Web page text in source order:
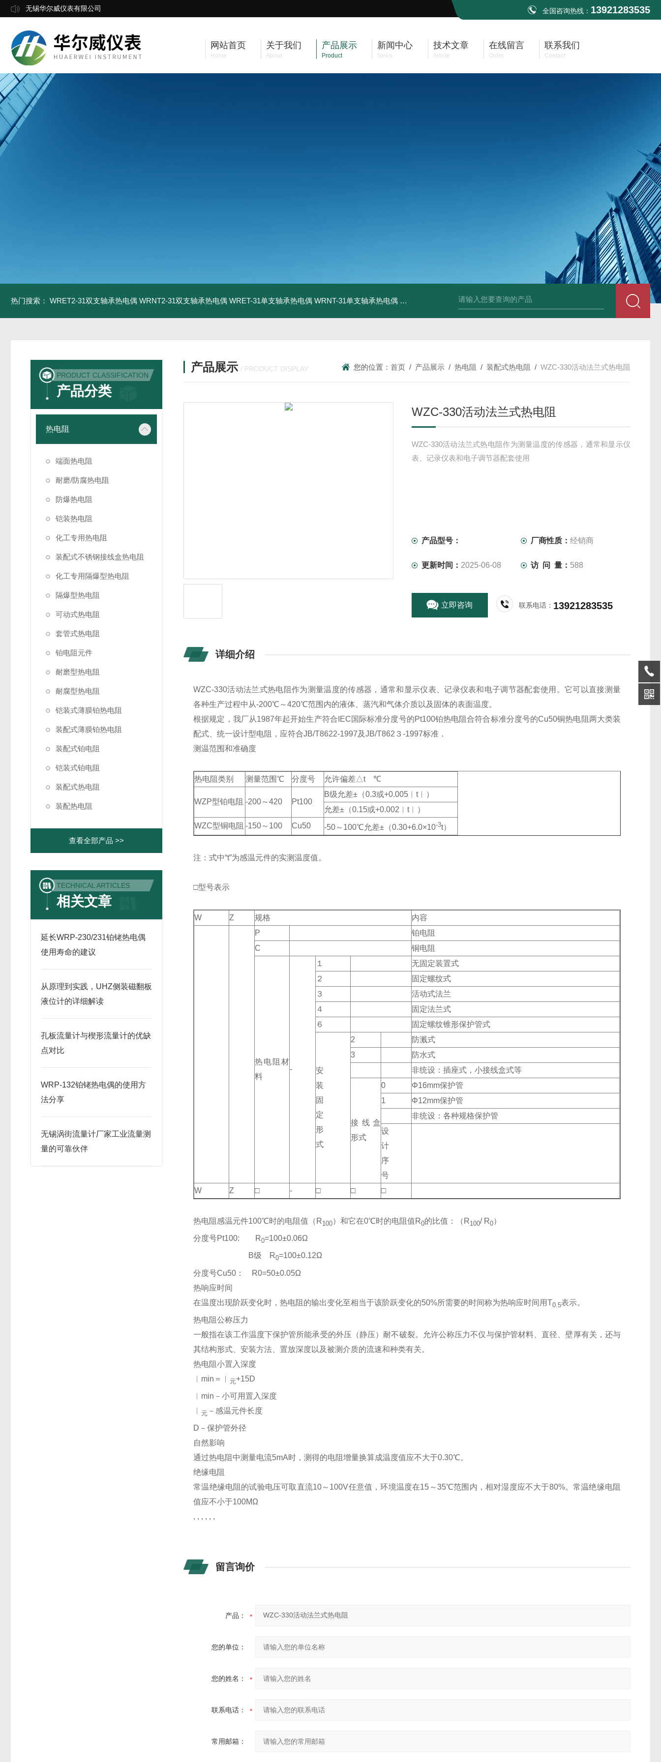
无锡华尔威仪表有限公司 全国咨询热线： 13921283535
网站首页
Home
关于我们
About
产品展示
Product
新闻中心
News
技术文章
Article
在线留言
Order
联系我们
Contact
热门搜索： WRET2-31双支轴承热电偶 WRNT2-31双支轴承热电偶 WRET-31单支轴承热电偶 WRNT-31单支轴承热电偶 WZP-731套管式热电阻 WZP2-731套管式热电阻 塑料液面计
PRODUCT CLASSIFICATION
产品分类
热电阻
端面热电阻
耐磨/防腐热电阻
防爆热电阻
铠装热电阻
化工专用热电阻
装配式不锈钢接线盒热电阻
化工专用隔爆型热电阻
隔爆型热电阻
可动式热电阻
套管式热电阻
铂电阻元件
耐磨型热电阻
耐腐型热电阻
铠装式薄膜铂热电阻
装配式薄膜铂热电阻
装配式铂电阻
铠装式铂电阻
装配式热电阻
装配热电阻
查看全部产品 >>
TECHNICAL ARTICLES
相关文章
延长WRP-230/231铂铑热电偶
使用寿命的建议
从原理到实践，UHZ侧装磁翻板
液位计的详细解读
孔板流量计与楔形流量计的优缺
点对比
WRP-132铂铑热电偶的使用方
法分享
无锡涡街流量计厂家工业流量测
量的可靠伙伴
产品展示 / PRODUCT DISPLAY 您的位置： 首页 / 产品展示 / 热电阻 / 装配式热电阻 / WZC-330活动法兰式热电阻
WZC-330活动法兰式热电阻
WZC-330活动法兰式热电阻作为测量温度的传感器，通常和显示仪
表、记录仪表和电子调节器配套使用
产品型号： 厂商性质：经销商
更新时间： 2025-06-08 访 问 量： 588
立即咨询 联系电话： 13921283535
详细介绍
WZC-330活动法兰式热电阻作为测量温度的传感器，通常和显示仪表、记录仪表和电子调节器配套使用。它可以直接测量
各种生产过程中从-200℃～420℃范围内的液体、蒸汽和气体介质以及固体的表面温度。
根据规定，我厂从1987年起开始生产符合IEC国际标准分度号的Pt100铂热电阻合符合标准分度号的Cu50铜热电阻两大类装
配式、统一设计型电阻，应符合JB/T8622-1997及JB/T862３-1997标准．
测温范围和准确度
热电阻类别 测量范围℃ 分度号 允许偏差△t ℃
WZP型铂电阻 -200～420 Pt100
B级允差±（0.3或+0.005︱t︱）
允差±（0.15或+0.002︱t︱）
WZC型铜电阻 -150～100 Cu50 -50～100℃允差±（0.30+6.0×10-3t）
注：式中“t”为感温元件的实测温度值。
□型号表示
W Z 规格
内容
P
铂电阻
C
铜电阻
热电阻材
料
-
１
无固定装置式
２
固定螺纹式
３
活动式法兰
４
固定法兰式
６
固定螺纹锥形保护管式
安
装
固
定
形
式
2
防溅式
3
防水式
非统设：插座式，小接线盒式等
接线盒
形式
0
Φ16mm保护管
1
Φ12mm保护管
非统设：各种规格保护管
设
计
序
号
W
Z □ - □ □ □
热电阻感温元件100℃时的电阻值（R100）和它在0℃时的电阻值R0的比值：（R100/ R0）
分度号Pt100: R0=100±0.06Ω
B级 R0=100±0.12Ω
分度号Cu50： R0=50±0.05Ω
热响应时间
在温度出现阶跃变化时，热电阻的输出变化至相当于该阶跃变化的50%所需要的时间称为热响应时间用T0.5表示。
热电阻公称压力
一般指在该工作温度下保护管所能承受的外压（静压）耐不破裂。允许公称压力不仅与保护管材料、直径、壁厚有关，还与
其结构形式、安装方法、置放深度以及被测介质的流速和种类有关。
热电阻小置入深度
︱min＝︱ 元+15D
︱min－小可用置入深度
︱ 元 －感温元件长度
D－保护管外径
自然影响
通过热电阻中测量电流5mA时，测得的电阻增量换算成温度值应不大于0.30℃。
绝缘电阻
常温绝缘电阻的试验电压可取直流10～100V任意值，环境温度在15～35℃范围内，相对湿度应不大于80%。常温绝缘电阻
值应不小于100MΩ
, , , , , ,
留言询价
产品：
您的单位：
您的姓名：
联系电话：
常用邮箱：